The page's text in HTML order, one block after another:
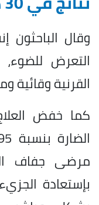
التعرض
القرنية وقائية
كما خفض
مرضى جفاف
بإستعادة